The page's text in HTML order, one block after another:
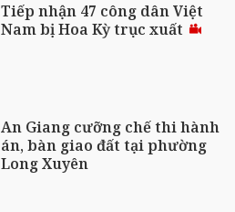
Tiếp nhận 47 công dân Việt
Nam bị Hoa Kỳ trục xuất
An Giang cưỡng chế thi hành
án, bàn giao đất tại phường
Long Xuyên